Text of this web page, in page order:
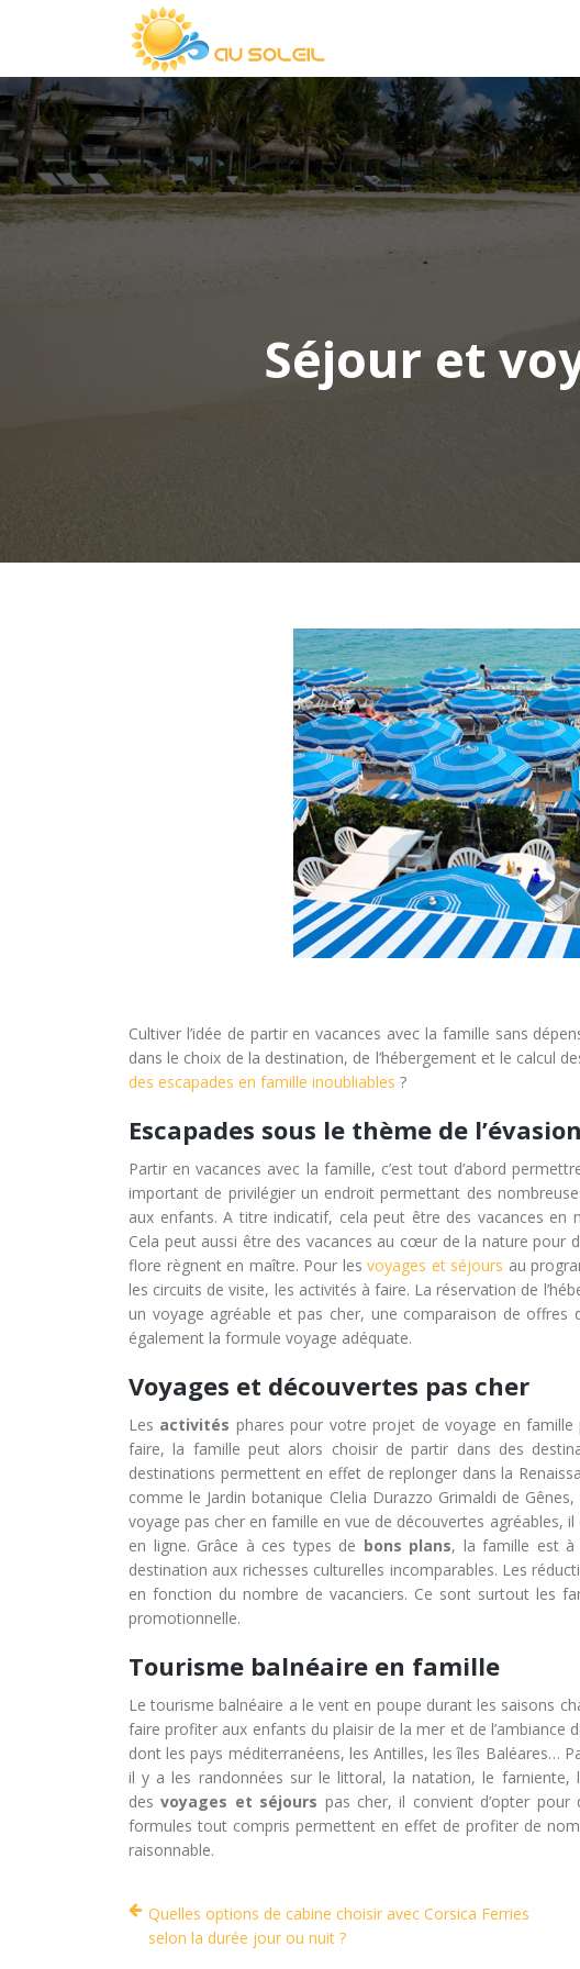
Séjour et
Cultiver l’idée de partir en vacances avec la famille sans
dans le choix de la destination, de l’hébergement et le calcul
des escapades en famille inoubliables ?
Escapades sous le thème de
Partir en vacances avec la famille, c’est tout d’abord
important de privilégier un endroit permettant des
aux enfants. A titre indicatif, cela peut être des vacances en
Cela peut aussi être des vacances au cœur de la nature pour
flore règnent en maître. Pour lesvoyages et séjours au
les circuits de visite, les activités à faire. La réservation de
un voyage agréable et pas cher, une comparaison de
également la formule voyage adéquate.
Voyages et découvertes pas cher
Les activités phares pour votre projet de voyage en
faire, la famille peut alors choisir de partir dans des
destinations permettent en effet de replonger dans la
comme le Jardin botanique Clelia Durazzo Grimaldi de
voyage pas cher en famille en vue de découvertes agréables,
en ligne. Grâce à ces types de bons plans, la famille est à
destination aux richesses culturelles incomparables. Les
en fonction du nombre de vacanciers. Ce sont surtout les
promotionnelle.
Tourisme balnéaire en famille
Le tourisme balnéaire a le vent en poupe durant les saisons
faire profiter aux enfants du plaisir de la mer et de
dont les pays méditerranéens, les Antilles, les îles Baléares…
il y a les randonnées sur le littoral, la natation, le
desvoyages et séjours pas cher, il convient d’opter pour
formules tout compris permettent en effet de profiter de
raisonnable.
Quelles options de cabine choisir avec Corsica Ferries
selon la durée jour ou nuit ?